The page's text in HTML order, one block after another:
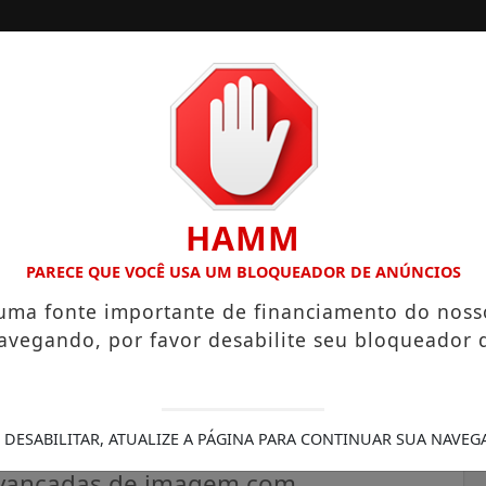
CAMPINAS LITORAL PAULISTA
UNE ALTA PRODUTIVIDADE E CHARME COLONIAL
para
contra o câncer
HAMM
PARECE QUE VOCÊ USA UM BLOQUEADOR DE ANÚNCIOS
fonte importante de financiamento do
por favor desabilite seu bloqueador
DESABILITAR, ATUALIZE A PÁGINA PARA CONTINUAR SUA